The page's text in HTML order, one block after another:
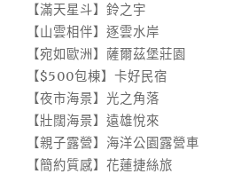
【滿天星斗】鈴之宇
【山雲相伴】逐雲水岸
【宛如歐洲】薩爾茲堡莊園
【$500包棟】卡好民宿
【夜市海景】光之角落
【壯闊海景】遠雄悅來
【親子露營】海洋公園露營車
【簡約質感】花蓮捷絲旅